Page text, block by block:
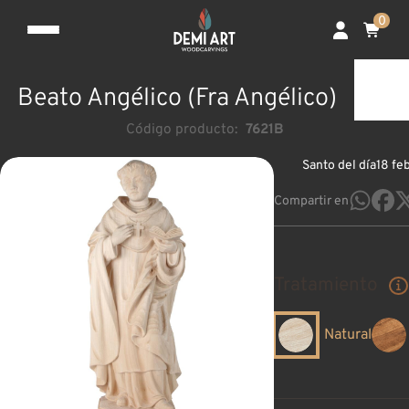
0
Beato Angélico (Fra Angélico)
Código producto: 7621B
Santo del día18
Compartir en
Natural